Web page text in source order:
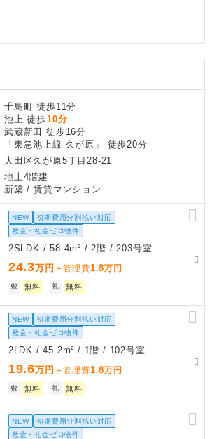
千鳥町 徒歩11分
池上 徒歩10分
武蔵新田 徒歩16分
「東急池上線 久が原」 徒歩20分
大田区久が原5丁目28-21
地上4階建
新築 / 賃貸マンション
NEW
初期費用分割払い対応
敷金・礼金ゼロ物件
2SLDK / 58.4m² / 2階 / 203号室
24.3万円 ＋管理費1.8万円
敷 無料 礼 無料
NEW
初期費用分割払い対応
敷金・礼金ゼロ物件
2LDK / 45.2m² / 1階 / 102号室
19.6万円 ＋管理費1.8万円
敷 無料 礼 無料
NEW
初期費用分割払い対応
敷金・礼金ゼロ物件